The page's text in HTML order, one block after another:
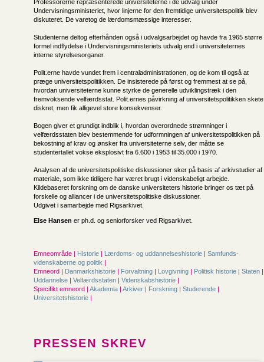
Professorerne repræsenterede universiteterne i de udvalg under
Undervisningsministeriet, hvor linjerne for den fremtidige universitetspolitik blev
diskuteret. De varetog de lærdomsmæssige interesser.
Studenterne deltog efterhånden også i udvalgsarbejdet og havde fra 1965 større
formel indflydelse i Undervisningsministeriets udvalg end i universiteternes
interne styrelsesorganer.
Polit.erne havde vundet frem i centraladministrationen, og de kom til også at
præge universitetspolitikken. De insisterede på først og fremmest at se på,
hvordan universiteterne kunne styrke de generelle udviklingstræk i den
fremvoksende velfærdsstat. Polit.ernes påvirkning af universitetspolitikken skete
diskret, men fik alligevel store konsekvenser.
Bogen giver et grundigt indblik i, hvordan overordnede strømninger i
velfærdsstaten blev bestemmende for udformningen af universitetspolitikken på
bekostning af krav og ønsker fra universiteterne selv, der måtte se
studentertallet vokse eksplosivt fra 6.600 i 1953 til 35.000 i 1970.
Analysen af de universitetspolitiske diskussioner sker på basis af arkivstudier af
materiale, som ikke tidligere har været brugt i videnskabeligt arbejde.
Kildebaseret forskning om de danske universiteters historie bringer os tæt på
forskelle og alliancer i de universitetspolitiske diskussioner.
Udgivet i samarbejde med Rigsarkivet.
Else Hansen er ph.d. og seniorforsker ved Rigsarkivet.
Emneområde | Historie | Lærdoms- og uddannelseshistorie | Samfunds­
videnskaberne og politik |
Emneord | Danmarkshistorie | Forvaltning | Lovgivning | Politisk historie | Staten |
Uddannelse | Velfærdsstaten | Videnskabshistorie |
Specifikt emneord | Akademia | Arkiver | Forskning | Studerende |
Universitetshistorie |
PRESSEN SKREV